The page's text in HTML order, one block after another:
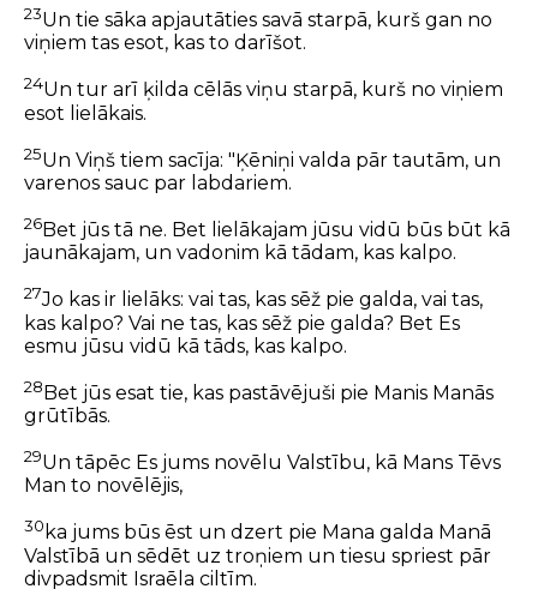
23Un tie sāka apjautāties savā starpā, kurš gan no
viņiem tas esot, kas to darīšot.
24Un tur arī ķilda cēlās viņu starpā, kurš no viņiem
esot lielākais.
25Un Viņš tiem sacīja: "Ķēniņi valda pār tautām, un
varenos sauc par labdariem.
26Bet jūs tā ne. Bet lielākajam jūsu vidū būs būt kā
jaunākajam, un vadonim kā tādam, kas kalpo.
27Jo kas ir lielāks: vai tas, kas sēž pie galda, vai tas,
kas kalpo? Vai ne tas, kas sēž pie galda? Bet Es
esmu jūsu vidū kā tāds, kas kalpo.
28Bet jūs esat tie, kas pastāvējuši pie Manis Manās
grūtībās.
29Un tāpēc Es jums novēlu Valstību, kā Mans Tēvs
Man to novēlējis,
30 ka jums būs ēst un dzert pie Mana galda Manā
Valstībā un sēdēt uz troņiem un tiesu spriest pār
divpadsmit Israēla ciltīm.